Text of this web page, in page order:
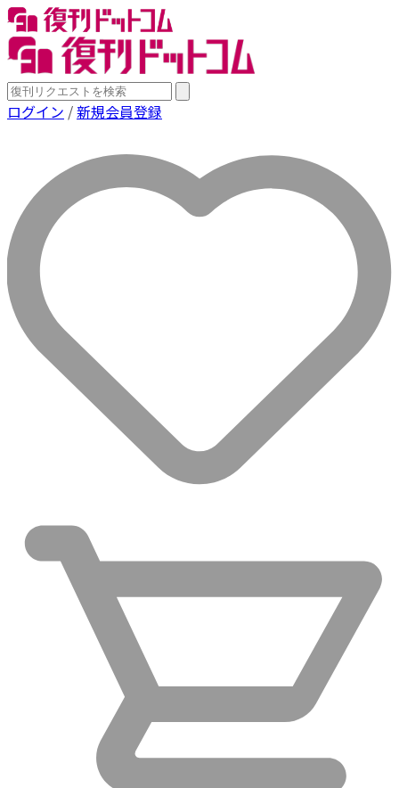
ログイン /新規会員登録